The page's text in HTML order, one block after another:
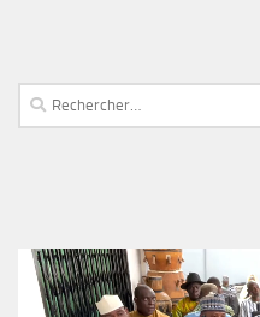
Rechercher :